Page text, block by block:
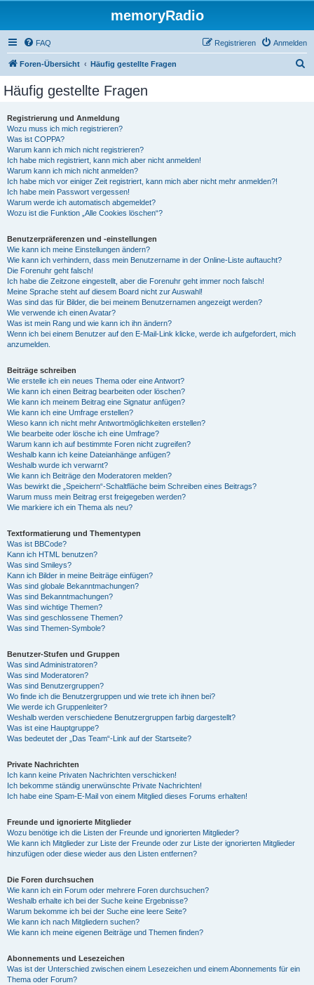
memoryRadio
FAQ Anmelden
Registrieren
Foren-Übersicht Häufig gestellte Fragen
Häufig gestellte Fragen
Registrierung und Anmeldung
Wozu muss ich mich registrieren?
Was ist COPPA?
Warum kann ich mich nicht registrieren?
Ich habe mich registriert, kann mich aber nicht anmelden!
Warum kann ich mich nicht anmelden?
Ich habe mich vor einiger Zeit registriert, kann mich aber nicht mehr anmelden?!
Ich habe mein Passwort vergessen!
Warum werde ich automatisch abgemeldet?
Wozu ist die Funktion „Alle Cookies löschen“?
Benutzerpräferenzen und -einstellungen
Wie kann ich meine Einstellungen ändern?
Wie kann ich verhindern, dass mein Benutzername in der Online-Liste auftaucht?
Die Forenuhr geht falsch!
Ich habe die Zeitzone eingestellt, aber die Forenuhr geht immer noch falsch!
Meine Sprache steht auf diesem Board nicht zur Auswahl!
Was sind das für Bilder, die bei meinem Benutzernamen angezeigt werden?
Wie verwende ich einen Avatar?
Was ist mein Rang und wie kann ich ihn ändern?
Wenn ich bei einem Benutzer auf den E-Mail-Link klicke, werde ich aufgefordert, mich
anzumelden.
Beiträge schreiben
Wie erstelle ich ein neues Thema oder eine Antwort?
Wie kann ich einen Beitrag bearbeiten oder löschen?
Wie kann ich meinem Beitrag eine Signatur anfügen?
Wie kann ich eine Umfrage erstellen?
Wieso kann ich nicht mehr Antwortmöglichkeiten erstellen?
Wie bearbeite oder lösche ich eine Umfrage?
Warum kann ich auf bestimmte Foren nicht zugreifen?
Weshalb kann ich keine Dateianhänge anfügen?
Weshalb wurde ich verwarnt?
Wie kann ich Beiträge den Moderatoren melden?
Was bewirkt die „Speichern“-Schaltfläche beim Schreiben eines Beitrags?
Warum muss mein Beitrag erst freigegeben werden?
Wie markiere ich ein Thema als neu?
Textformatierung und Thementypen
Was ist BBCode?
Kann ich HTML benutzen?
Was sind Smileys?
Kann ich Bilder in meine Beiträge einfügen?
Was sind globale Bekanntmachungen?
Was sind Bekanntmachungen?
Was sind wichtige Themen?
Was sind geschlossene Themen?
Was sind Themen-Symbole?
Benutzer-Stufen und Gruppen
Was sind Administratoren?
Was sind Moderatoren?
Was sind Benutzergruppen?
Wo finde ich die Benutzergruppen und wie trete ich ihnen bei?
Wie werde ich Gruppenleiter?
Weshalb werden verschiedene Benutzergruppen farbig dargestellt?
Was ist eine Hauptgruppe?
Was bedeutet der „Das Team“-Link auf der Startseite?
Private Nachrichten
Ich kann keine Privaten Nachrichten verschicken!
Ich bekomme ständig unerwünschte Private Nachrichten!
Ich habe eine Spam-E-Mail von einem Mitglied dieses Forums erhalten!
Freunde und ignorierte Mitglieder
Wozu benötige ich die Listen der Freunde und ignorierten Mitglieder?
Wie kann ich Mitglieder zur Liste der Freunde oder zur Liste der ignorierten Mitglieder
hinzufügen oder diese wieder aus den Listen entfernen?
Die Foren durchsuchen
Wie kann ich ein Forum oder mehrere Foren durchsuchen?
Weshalb erhalte ich bei der Suche keine Ergebnisse?
Warum bekomme ich bei der Suche eine leere Seite?
Wie kann ich nach Mitgliedern suchen?
Wie kann ich meine eigenen Beiträge und Themen finden?
Abonnements und Lesezeichen
Was ist der Unterschied zwischen einem Lesezeichen und einem Abonnements für ein
Thema oder Forum?